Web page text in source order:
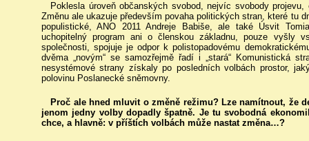
Poklesla úroveň občanských svobod, nejvíc svobody
Změnu ale ukazuje především povaha politických stran, které tu
populistické, ANO 2011 Andreje Babiše, ale také Úsvit
uchopitelný program ani o členskou základnu, pouze vyšly
společnosti, spojuje je odpor k polistopadovému
dvěma „novým“ se samozřejmě řadí i „stará“ Komunistická
nesystémové strany získaly po posledních volbách prostor,
polovinu Poslanecké sněmovny.
Proč ale hned mluvit o změně režimu? Lze namítnout, že
jenom jedny volby dopadly špatně. Je tu svobodná
chce, a hlavně: v příštích volbách může nastat změna…?